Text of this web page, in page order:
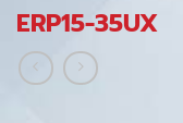
ERP15-35UX